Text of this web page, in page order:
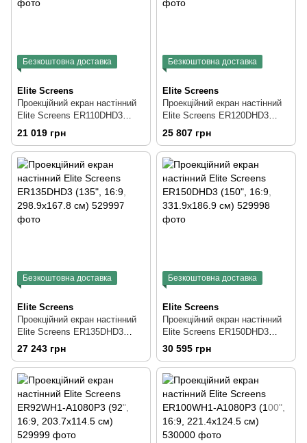
Безкоштовна доставка
Elite Screens
Проекційний екран настінний
Elite Screens ER110DHD3
(110", 16:9, 243.5x136.9 см)
21 019 грн
Безкоштовна доставка
Elite Screens
Проекційний екран настінний
Elite Screens ER120DHD3
(120", 16:9, 265.5x149.3 см)
25 807 грн
Безкоштовна доставка
Elite Screens
Проекційний екран настінний
Elite Screens ER135DHD3
(135", 16:9, 298.9x167.8 см)
27 243 грн
Безкоштовна доставка
Elite Screens
Проекційний екран настінний
Elite Screens ER150DHD3
(150", 16:9, 331.9x186.9 см)
30 595 грн